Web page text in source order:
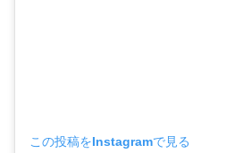
この投稿をInstagramで見る